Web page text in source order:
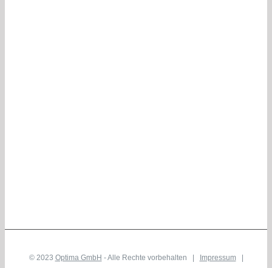
© 2023 Optima GmbH - Alle Rechte vorbehalten | Impressum|